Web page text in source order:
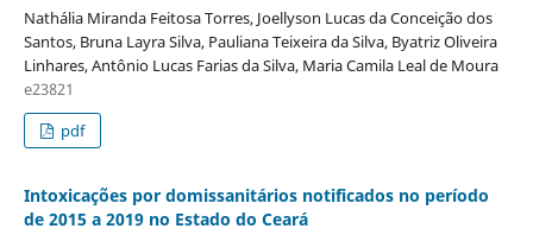
Nathália Miranda Feitosa Torres, Joellyson Lucas da Conceição dos
Santos, Bruna Layra Silva, Pauliana Teixeira da Silva, Byatriz Oliveira
Linhares, Antônio Lucas Farias da Silva, Maria Camila Leal de Moura
e23821
pdf
Intoxicações por domissanitários notificados no período
de 2015 a 2019 no Estado do Ceará